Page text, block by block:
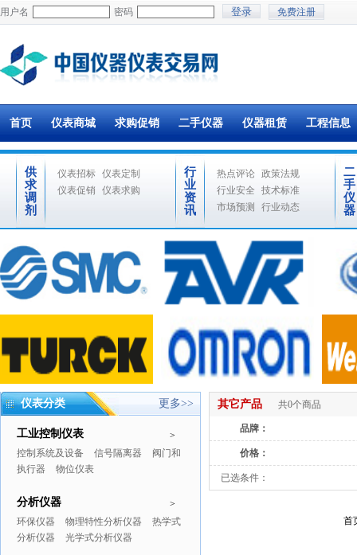
用户名 密码 免费注册
首页 仪表商城 求购促销 二手仪器 仪器租赁 工程信息
供
求
调
剂
仪表招标 仪表定制
仪表促销
仪表求购
行
业
资
讯
热点评论 政策法规
行业安全
技术标准
市场预测
行业动态
二
手
仪
器
仪表分类 更多>>
>
工业控制仪表
控制系统及设备 信号隔离器
阀门和
执行器
物位仪表
>
分析仪器
环保仪器 物理特性分析仪器
热学式
分析仪器
光学式分析仪器
其它产品 共0个商品
品牌：
价格：
已选条件：
首